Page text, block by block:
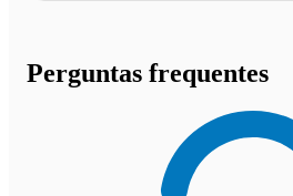
Perguntas frequentes